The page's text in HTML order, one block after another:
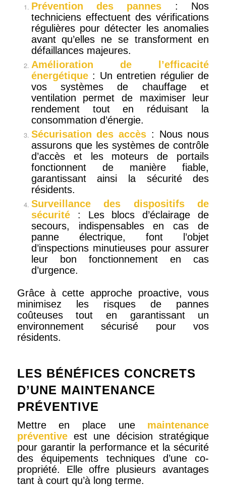
Prévention des pannes : Nos
techniciens effectuent des vérifications
régulières pour détecter les anomalies
avant qu’elles ne se transforment en
défaillances majeures.
Amélioration de l’efficacité
énergétique: Un entretien régulier de
vos systèmes de chauffage et
ventilation permet de maximiser leur
rendement tout en réduisant la
consommation d’énergie.
Sécurisation des accès : Nous nous
assurons que les systèmes de contrôle
d’accès et les moteurs de portails
fonctionnent de manière fiable,
garantissant ainsi la sécurité des
résidents.
Surveillance des dispositifs de
sécurité: Les blocs d’éclairage de
secours, indispensables en cas de
panne électrique, font l’objet
d’inspections minutieuses pour assurer
leur bon fonctionnement en cas
d’urgence.
Grâce à cette approche proactive, vous
minimisez les risques de pannes
coûteuses tout en garantissant un
environnement sécurisé pour vos
résidents.
LES BÉNÉFICES CONCRETS
D’UNE MAINTENANCE
PRÉVENTIVE
Mettre en place une maintenance
préventiveest une décision stratégique
pour garantir la performance et la sécurité
des équipements techniques d’une co-
propriété. Elle offre plusieurs avantages
tant à court qu’à long terme.